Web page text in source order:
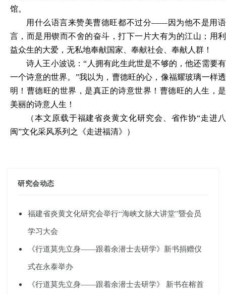
馆。
用什么语言来赞美曹德旺都不过分——因为他不是用语
言，而是用锲而不舍的奋斗，打下一片大有为的江山；用利
益众生的大爱，无私地奉献国家、奉献社会、奉献人群！
诗人王小波说：“人拥有此生此世是不够的，他还需要有
一个诗意的世界。”我以为，曹德旺的心，像福耀玻璃一样透
明！曹德旺的世界，是真正的诗意世界！曹德旺的人生，是
美丽的诗意人生！
（本文原载于福建省炎黄文化研究会、省作协“走进八
闽”文化采风系列之
《走进福清》 ）
研究会动态
福建省炎黄文化研究会举行“海峡文脉大讲堂”暨会员
学习大会
《行道莫先立身——跟着余潜士去研学》新书捐赠仪
式在永泰举办
《行道莫先立身——跟着余潜士去研学》 新书在榕首